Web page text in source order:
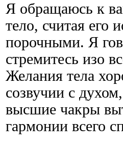
Я обращаюсь к
тело, считая его
порочными. Я
стремитесь изо
Желания тела
созвучии с
высшие чакры
гармонии всего